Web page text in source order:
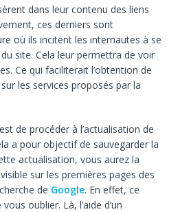
dans leur contenu des liens
ces derniers sont
où ils incitent les internautes à se
site. Cela leur permettra de voir
Ce qui faciliterait l’obtention de
les services proposés par la
de procéder à l’actualisation de
a pour objectif de sauvegarder la
actualisation, vous aurez la
sur les premières pages des
de Google. En effet, ce
oublier. Là, l’aide d’un